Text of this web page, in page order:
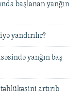
başlanan yanğın
yandırılır?
yanğın baş
artırıb